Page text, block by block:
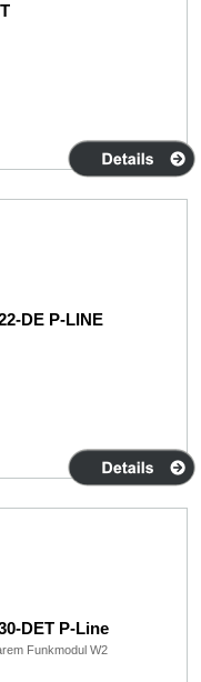
DE P-LINE
DET P-Line
Funkmodul W2